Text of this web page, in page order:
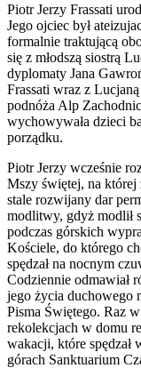
Piotr Jerzy Frassati
Jego ojciec był
formalnie traktującą
się z młodszą siostrą
dyplomaty Jana
Frassati wraz z
podnóża Alp
wychowywała dzieci
porządku.
Piotr Jerzy wcześnie
Mszy świętej, na której
stale rozwijany dar
modlitwy, gdyż modlił
podczas górskich
Kościele, do którego
spędzał na nocnym
Codziennie odmawiał
jego życia duchowego
Pisma Świętego. Raz
rekolekcjach w domu
wakacji, które spędzał
górach Sanktuarium